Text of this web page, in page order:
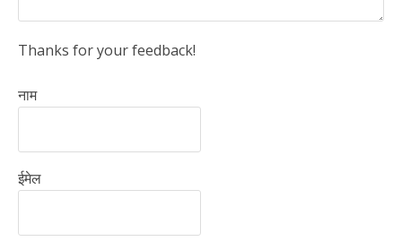
Thanks for your feedback!
नाम
ईमेल